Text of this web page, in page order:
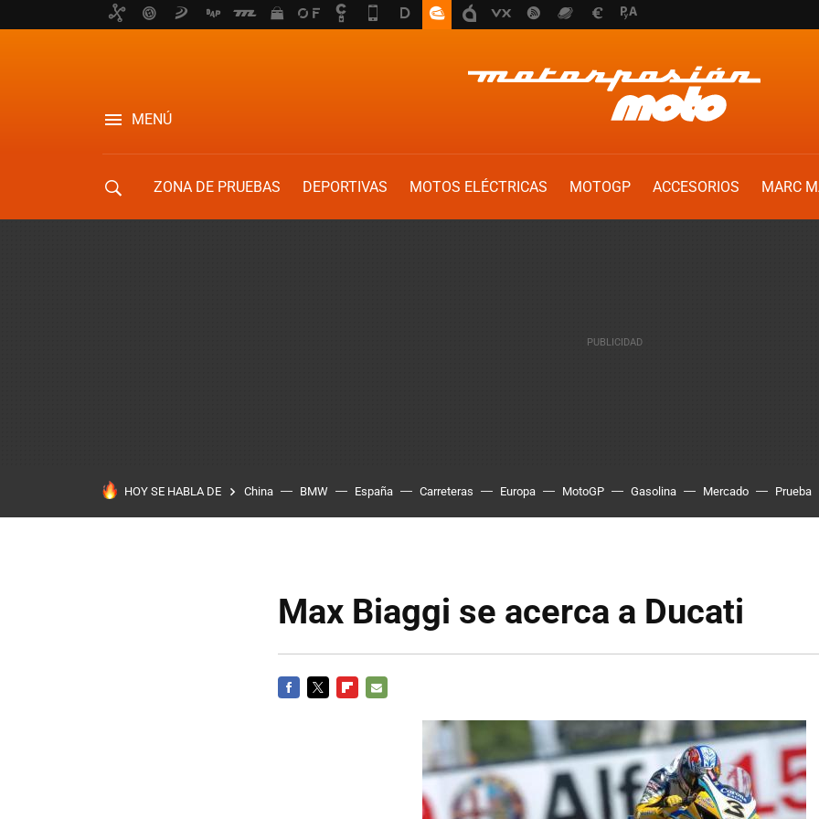
MENÚ
ZONA DE PRUEBAS DEPORTIVAS MOTOS ELÉCTRICAS MOTOGP ACCESORIOS
MARC
HOY SE HABLA DE China BMW España Carreteras Europa MotoGP Gasolina Mercado Prueba
Max Biaggi se acerca a Ducati